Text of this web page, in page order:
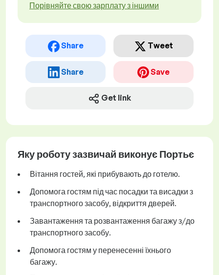
Порівняйте свою зарплату з іншими
Share Tweet
Share Save
Get link
Яку роботу зазвичай виконує Портьє
Вітання гостей, які прибувають до готелю.
Допомога гостям під час посадки та висадки з
транспортного засобу, відкриття дверей.
Завантаження та розвантаження багажу з/до
транспортного засобу.
Допомога гостям у перенесенні їхнього
багажу.